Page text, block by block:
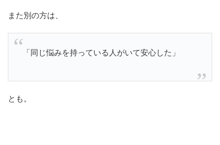
また別の方は、
「同じ悩みを持っている人がいて安心した」
とも。